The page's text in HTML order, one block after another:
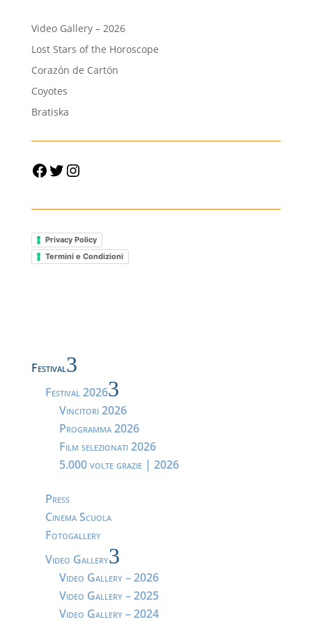
Video Gallery – 2026
Lost Stars of the Horoscope
Corazón de Cartón
Coyotes
Bratiska
Facebook
Twitter
Privacy Policy
Termini e Condizioni
Festival3
Festival 20263
Vincitori 2026
Programma 2026
Film selezionati 2026
5.000 volte grazie | 2026
Press
Cinema Scuola
Fotogallery
Video Gallery3
Video Gallery – 2026
Video Gallery – 2025
Video Gallery – 2024